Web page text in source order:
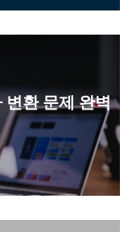
변환 문제 완벽